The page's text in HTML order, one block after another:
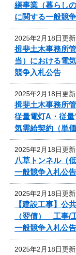
繕事業（暮らし
に関する一般競
2025年2月18日更新
揖斐土木事務所
当）における電
競争入札公告
2025年2月18日更新
揖斐土木事務所
従量電灯A・従
気需給契約（単
2025年2月18日更新
八草トンネル（
一般競争入札公告
2025年2月18日更新
【建設工事】公
（翌債） 工事/
一般競争入札公告
2025年2月18日更新